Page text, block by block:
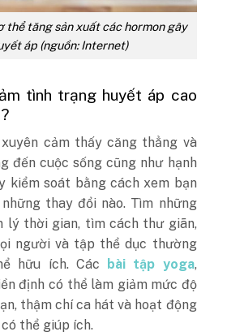
thể tăng sản xuất các hormon gây
áp (nguồn: Internet)
tình trạng huyết áp cao
cảm thấy căng thẳng và
đến cuộc sống cũng như hạnh
kiểm soát bằng cách xem bạn
thay đổi nào. Tìm những
lý thời gian, tìm cách thư giãn,
người và tập thể dục thường
hữu ích. Các
bài tập yoga,
định có thể làm giảm mức độ
thậm chí ca hát và hoạt động
thể giúp ích.